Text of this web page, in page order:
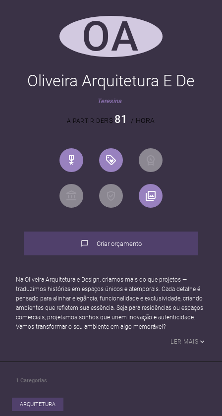
OA
Oliveira Arquitetura E De
Teresina
A PARTIR DER$ 81 / HORA
Criar orçamento
Na Oliveira Arquitetura e Design, criamos mais do que projetos —
traduzimos histórias em espaços únicos e atemporais. Cada detalhe é
pensado para alinhar elegância, funcionalidade e exclusividade, criando
ambientes que refletem sua essência. Seja para residências ou espaços
comerciais, projetamos sonhos que unem inovação e autenticidade.
Vamos transformar o seu ambiente em algo memorável?
LER MAIS
1 Categorias
ARQUITETURA